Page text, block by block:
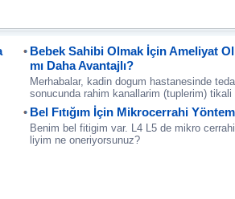
Bebek Sahibi Olmak İçin Ameliyat
mı Daha Avantajlı?
Merhabalar, kadin dogum hastanesinde
sonucunda rahim kanallarim (tuplerim)
Bel Fıtığım İçin Mikrocerrahi
Benim bel fitigim var. L4 L5 de mikro
liyim ne oneriyorsunuz?